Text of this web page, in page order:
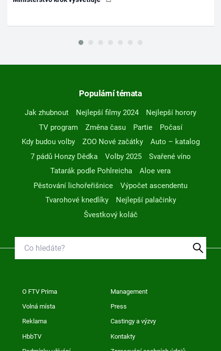
Populární témata
Jak zhubnout Nejlepší filmy 2024
Nejlepší horory
TV program
Změna času Partie
Počasí
Kdy budou volby
ZOO Nové začátky
Auto – katalog
7 pádů Honzy Dědka
Volby 2025
Svařené víno
Tatarák podle Pohlreicha
Aloe vera
Pěstování lichořeřišnice
Výpočet ascendentu
Tvarohové knedlíky
Nejlepší palačinky
Švestkový koláč
O FTV Prima Management
Volná místa Press
Reklama Castingy a výzvy
HbbTV Kontakty